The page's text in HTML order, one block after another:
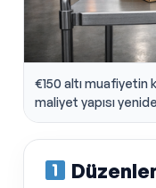
€150 altı muafiyetin
maliyet yapısı